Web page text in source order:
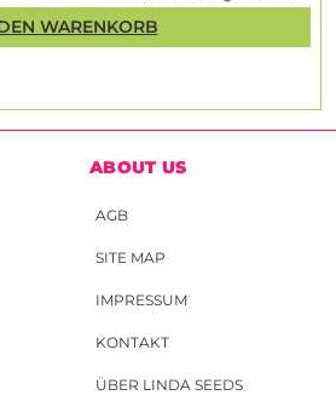
WARENKORB
ABOUT US
AGB
SITE MAP
IMPRESSUM
KONTAKT
ÜBER LINDA SEEDS